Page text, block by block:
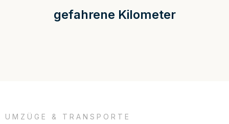
gefahrene Kilometer
UMZÜGE & TRANSPORTE